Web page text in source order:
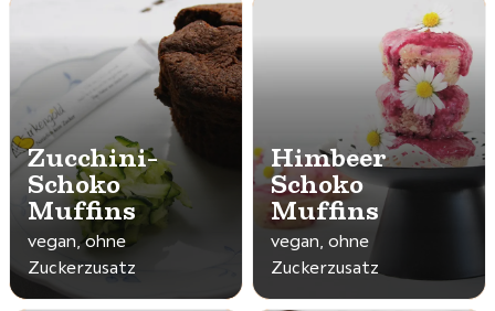
Zucchini-
Schoko
Muffins
vegan, ohne
Zuckerzusatz
Himbeer
Schoko
Muffins
vegan, ohne
Zuckerzusatz